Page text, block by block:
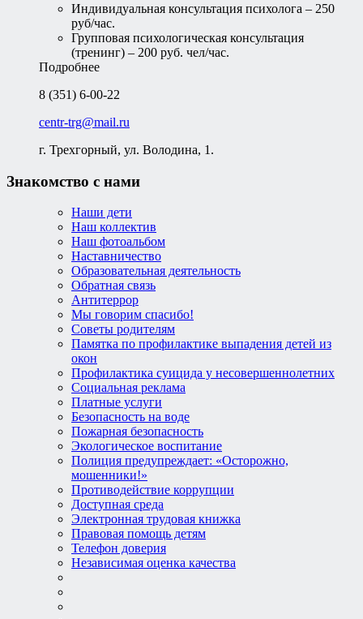
Индивидуальная консультация психолога – 250
руб/час.
Групповая психологическая консультация
(тренинг) – 200 руб. чел/час.
Подробнее
8 (351) 6-00-22
centr-trg@mail.ru
г. Трехгорный, ул. Володина, 1.
Знакомство с нами
Наши дети
Наш коллектив
Наш фотоальбом
Наставничество
Образовательная деятельность
Обратная связь
Антитеррор
Мы говорим спасибо!
Советы родителям
Памятка по профилактике выпадения детей из
окон
Профилактика суицида у несовершеннолетних
Социальная реклама
Платные услуги
Безопасность на воде
Пожарная безопасность
Экологическое воспитание
Полиция предупреждает: «Осторожно,
мошенники!»
Противодействие коррупции
Доступная среда
Электронная трудовая книжка
Правовая помощь детям
Телефон доверия
Независимая оценка качества